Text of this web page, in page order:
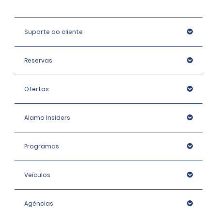
Suporte ao cliente
Reservas
Ofertas
Alamo Insiders
Programas
Veículos
Agências